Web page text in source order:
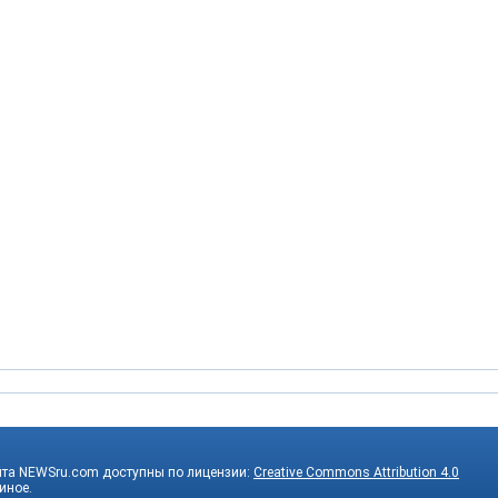
NEWSru.com доступны по лицензии: Creative Commons Attribution 4.0